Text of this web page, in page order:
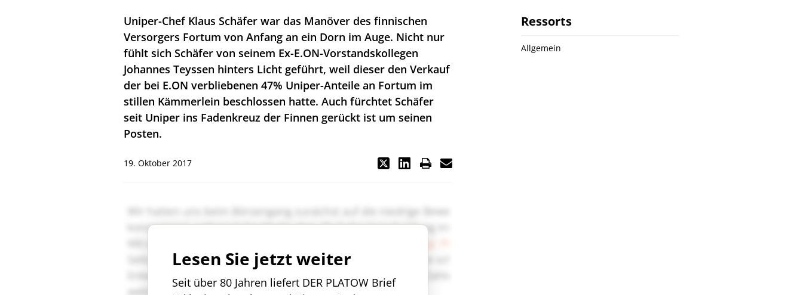
Uniper-Chef Klaus Schäfer war das Manöver des finnischen
Versorgers Fortum von Anfang an ein Dorn im Auge. Nicht nur
fühlt sich Schäfer von seinem Ex-E.ON-Vorstandskollegen
Johannes Teyssen hinters Licht geführt, weil dieser den Verkauf
der bei E.ON verbliebenen 47% Uniper-Anteile an Fortum im
stillen Kämmerlein beschlossen hatte. Auch fürchtet Schäfer
seit Uniper ins Fadenkreuz der Finnen gerückt ist um seinen
Posten.
19. Oktober 2017
Lesen Sie jetzt weiter
Seit über 80 Jahren liefert DER PLATOW Brief
Ressorts
Allgemein